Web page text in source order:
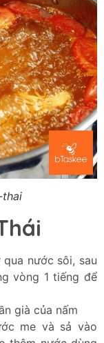
thai
nước sôi, sau
vòng 1 tiếng để
già của nấm
me và sả vào